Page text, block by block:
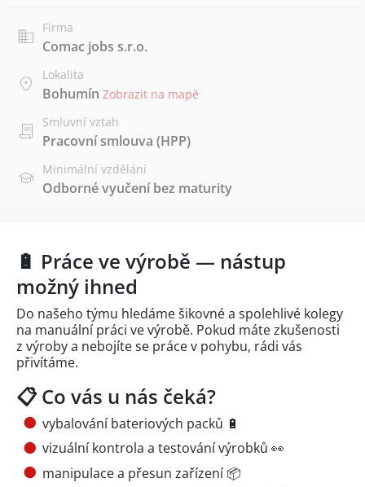
Firma
Comac jobs s.r.o.
Lokalita
Bohumín Zobrazit na mapě
Smluvní vztah
Pracovní smlouva (HPP)
Minimální vzdělání
Odborné vyučení bez maturity
🔋 Práce ve výrobě — nástup
možný ihned
Do našeho týmu hledáme šikovné a spolehlivé kolegy
na manuální práci ve výrobě. Pokud máte zkušenosti
z výroby a nebojíte se práce v pohybu, rádi vás
přivítáme.
📋 Co vás u nás čeká?
vybalování bateriových packů 🔋
vizuální kontrola a testování výrobků 👀
manipulace a přesun zařízení 📦